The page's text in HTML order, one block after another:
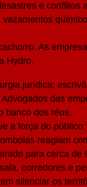
e conflitos
As
Hydro.
jurídica:
das
banco dos réus.
a força do
reagiam
para cerca
corredores e
silenciar os